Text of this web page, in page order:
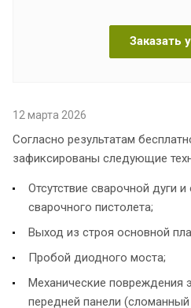
Заказать
12 марта 2026
Согласно результатам
зафиксированы следующие
Отсутствие сварочной дуги
сварочного пистолета;
Выход из строя основной
Пробой диодного моста;
Механические повреждения
передней панели